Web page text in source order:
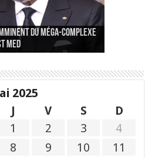
du méga-complexe
Med
la nomination du
pour insuffler un
annuelle de la
des journalistes et
Alger une liste de
de personnes » aux
Joundy reconduit à la
pêches maritimes
2025
J V S
D
1
2 3
4
8 9 10
11